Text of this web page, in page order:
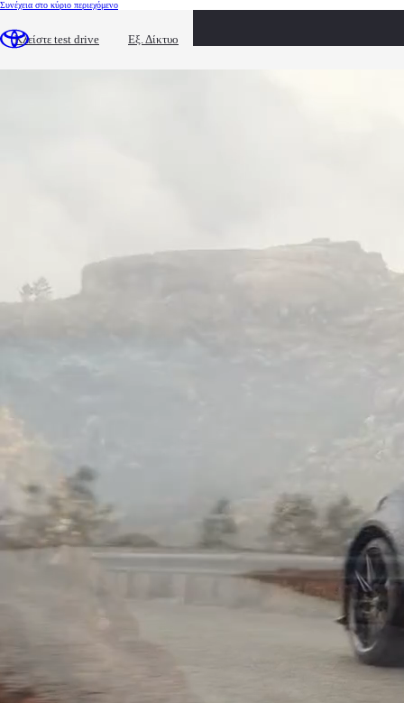
Συνέχεια στο κύριο περιεχόμενο(Πατήστε enter)
Κλείστε test drive Εξ. Δίκτυο